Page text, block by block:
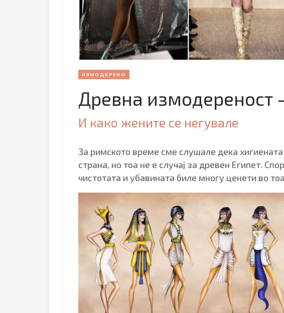
ИЗМОДЕРЕНО
Древна измодереност
И како жените се негувале
За римското време сме слушале дека
страна, но тоа не е случај за древен Египет.
чистотата и убавината биле многу ценети во